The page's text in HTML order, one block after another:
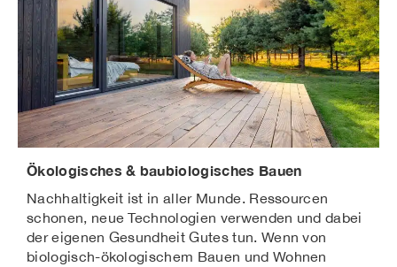
Ökologisches & baubiologisches Bauen
Nachhaltigkeit ist in aller Munde. Ressourcen
schonen, neue Technologien verwenden und dabei
der eigenen Gesundheit Gutes tun. Wenn von
biologisch-ökologischem Bauen und Wohnen